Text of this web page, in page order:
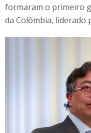
formaram o primeiro
da Colômbia, liderado